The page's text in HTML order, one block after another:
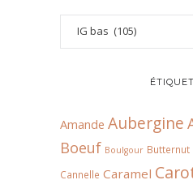
Amande Aubergine
Boeuf Boulgour Butternut
Cannelle Caramel